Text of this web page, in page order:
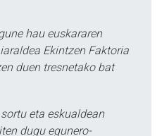
hau euskararen
Ekintzen Faktoria
duen tresnetako bat
eta eskualdean
dugu egunero-